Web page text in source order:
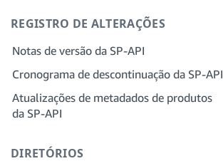
Etapa 3: criar um perfil de
desenvolvedor
Etapa 4: registrar um aplicativo
sandbox
Etapa 5: fazer sua primeira chamada
Etapa 6: configurar o fluxo de trabalho
provedor de serviços
Etapa 2: crie uma conta no Portal do
provedor de soluções para sua empresa
Etapa 3: verifique sua identidade
Etapa 4: preencha o perfil de serviços
Etapa 5: inscreva-se para funções no
API
provedor de soluções
REGISTRO DE ALTERAÇÕES
Notas de versão da SP-API
Cronograma de descontinuação da SP-API
Atualizações de metadados de produtos
da SP-API
DIRETÓRIOS